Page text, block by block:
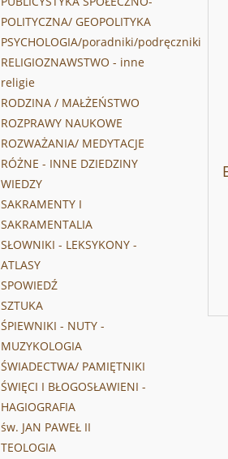
POLITYCZNA/ GEOPOLITYKA
PSYCHOLOGIA/poradniki/podręczniki
RELIGIOZNAWSTWO - inne
religie
RODZINA / MAŁŻEŃSTWO
ROZPRAWY NAUKOWE
ROZWAŻANIA/ MEDYTACJE
RÓŻNE - INNE DZIEDZINY
WIEDZY
SAKRAMENTY I
SAKRAMENTALIA
SŁOWNIKI - LEKSYKONY -
ATLASY
SPOWIEDŹ
SZTUKA
ŚPIEWNIKI - NUTY -
MUZYKOLOGIA
ŚWIADECTWA/ PAMIĘTNIKI
ŚWIĘCI I BŁOGOSŁAWIENI -
HAGIOGRAFIA
św. JAN PAWEŁ II
TEOLOGIA